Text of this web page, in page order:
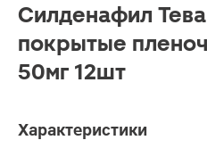
Силденафил
покрытые
50мг 12шт
Характеристики